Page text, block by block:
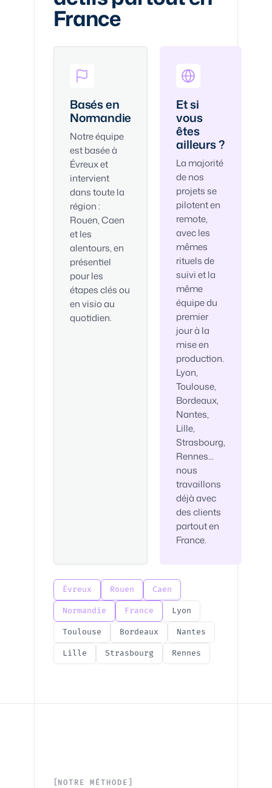
France
Basés en
Normandie
Notre équipe
est basée à
Évreux et
intervient
dans toute la
région :
Rouen, Caen
et les
alentours, en
présentiel
pour les
étapes clés ou
en visio au
quotidien.
Et si
vous
êtes
ailleurs ?
La majorité
de nos
projets se
pilotent en
remote,
avec les
mêmes
rituels de
suivi et la
même
équipe du
premier
jour à la
mise en
production.
Lyon,
Toulouse,
Bordeaux,
Nantes,
Lille,
Strasbourg,
Rennes...
nous
travaillons
déjà avec
des clients
partout en
France.
Évreux Rouen Caen
Normandie France Lyon
Toulouse Bordeaux Nantes
Lille Strasbourg Rennes
NOTRE MÉTHODE